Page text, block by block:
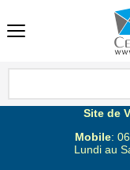
Site de
Mobile:
Lundi au